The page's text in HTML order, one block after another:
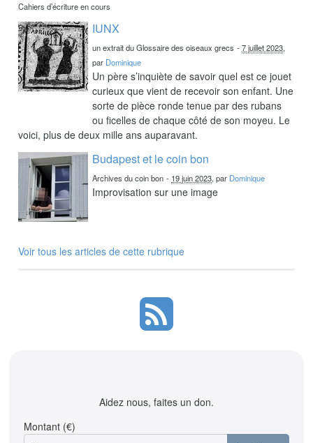
Cahiers d’écriture en cours
IUNX
un extrait du Glossaire des oiseaux grecs -7 juillet 2023,
par Dominique
Un père s’inquiète de savoir quel est ce jouet
curieux que vient de recevoir son enfant. Une
sorte de pièce ronde tenue par des rubans
ou ficelles de chaque côté de son moyeu. Le
voici, plus de deux mille ans auparavant.
Budapest et le coin bon
Archives du coin bon - 19 juin 2023, par Dominique
Improvisation sur une image
Voir tous les articles de cette rubrique
Aidez nous, faites un don.
Montant (€)